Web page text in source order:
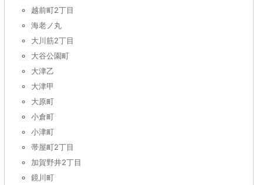
越前町2丁目
海老ノ丸
大川筋2丁目
大谷公園町
大津乙
大津甲
大原町
小倉町
小津町
帯屋町2丁目
加賀野井2丁目
鏡川町